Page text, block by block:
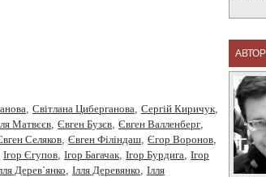
, Cвітлана Циберганова, Cергiй Киричук,
Матвєєв, Євген Бузєв, Євген Валленберг,
Селяков, Євген Філіндаш, Єгор Воронов,
Ігор Єгупов, Ігор Багачак, Ігор Бурдига, Ігор
Дерев`янко, Ілля Деревянко, Ілля